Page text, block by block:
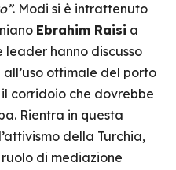
. Modi si è intrattenuto
Ebrahim Raisi a
hanno discusso
ottimale del porto
corridoio che dovrebbe
Rientra in questa
della Turchia,
di mediazione